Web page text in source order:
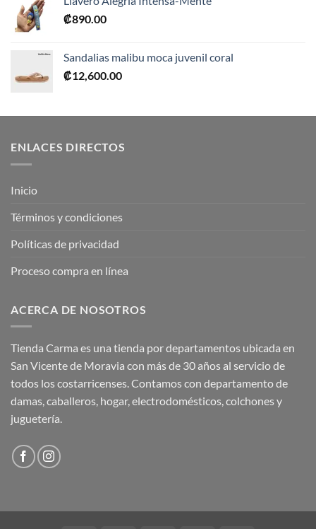
₡890.00
Sandalias malibu moca juvenil coral
₡12,600.00
ENLACES DIRECTOS
Inicio
Términos y condiciones
Políticas de privacidad
Proceso compra en línea
ACERCA DE NOSOTROS
Tienda Carma es una tienda por departamentos ubicada en
San Vicente de Moravia con más de 30 años al servicio de
todos los costarricenses. Contamos con departamento de
damas, caballeros, hogar, electrodomésticos, colchones y
juguetería.